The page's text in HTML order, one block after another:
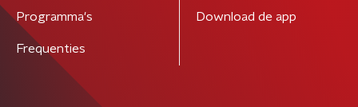
Programma's
Frequenties
Download de app